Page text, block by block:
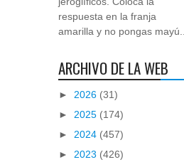
respuesta en la franja
amarilla y no pongas mayú...
ARCHIVO DE LA WEB
► 2026 (31)
► 2025 (174)
► 2024 (457)
► 2023 (426)